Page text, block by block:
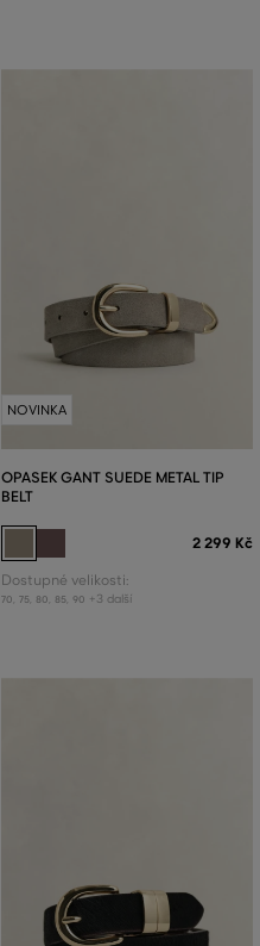
NOVINKA
OPASEK GANT SUEDE METAL TIP
BELT
2 299 Kč
Dostupné velikosti:
70 75 80 85 90 +3 další